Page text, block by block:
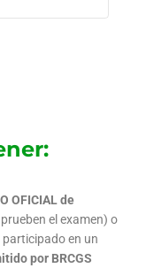
OFICIAL de
el examen) o
participado en un
por BRCGS